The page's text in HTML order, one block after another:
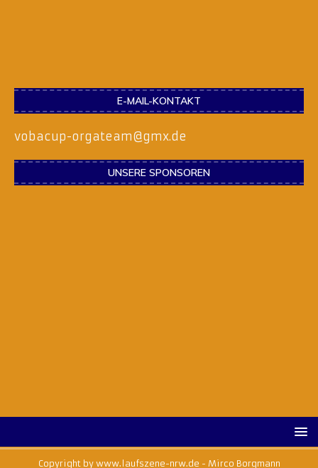
E-MAIL-KONTAKT
vobacup-orgateam@gmx.de
UNSERE SPONSOREN
Copyright by www.laufszene-nrw.de - Mirco Borgmann